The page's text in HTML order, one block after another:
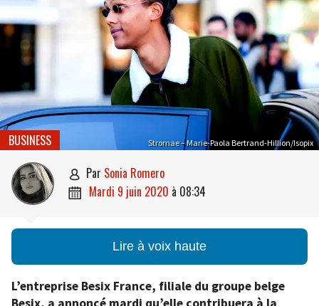
Stromae – Marie-Paola Bertrand-Hillion/Isopix
BUSINESS
 par Sonia Romero
 mardi 9 juin 2020 à 08:34
Lire à voix haute
L’entreprise Besix France, filiale du groupe belge